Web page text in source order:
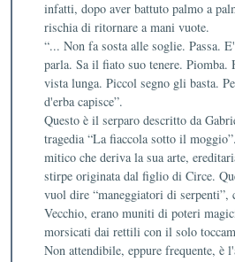
infatti, dopo aver battuto palmo a
rischia di ritornare a mani vuote.
“... Non fa sosta alle soglie. Passa.
parla. Sa il fiato suo tenere. Piomba.
vista lunga. Piccol segno gli basta.
d'erba capisce”.
Questo è il serparo descritto da
tragedia “La fiaccola sotto il
mitico che deriva la sua arte,
stirpe originata dal figlio di Circe.
vuol dire “maneggiatori di
Vecchio, erano muniti di poteri
morsicati dai rettili con il solo
Non attendibile, eppure frequente, è